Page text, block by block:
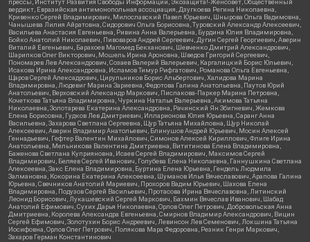
прессы, Институт Развития Свободы Информации, Экозащита!-Женсовет, Общественный
вердикт, Евразийская антимонопольная ассоциация, Дзугкоева Регина Николаевна,
Кривенко Сергей Владимирович, Милославский Павел Юрьевич, Шнырова Ольга Вадимовна,
Чанышева Лилия Айратовна, Сидорович Ольга Борисовна, Туровский Александр Алексеевич,
Васильева Анастасия Евгеньевна, Ривина Анна Валерьевна, Бурдина Юлия Владимировна,
Бойко Анатолий Николаевич, Пивоваров Андрей Сергеевич, Дугин Сергей Георгиевич, Аверин
Виталий Евгеньевич, Барахоев Магомед Бекханович, Шевченко Дмитрий Александрович,
Шарипков Олег Викторович, Мошель Ирина Ароновна, Шведов Григорий Сергеевич,
Пономарев Лев Александрович, Созаев Валерий Валерьевич, Каргалицкий Борис Юльевич,
Исакова Ирина Александровна, Исламов Тимур Рифгатович, Романова Ольга Евгеньевна,
Щаров Сергей Алексадрович, Цирульников Борис Альбертович, Халидова Марина
Владимировна, Людевиг Марина Зариевна, Федотова Галина Анатольевна, Паутов Юрий
Анатольевич, Верховский Александр Маркович, Пислакова-Паркер Марина Петровна,
Кочеткова Татьяна Владимировна, Чуркина Наталья Валерьевна, Акимова Татьяна
Николаевна, Золотарева Екатерина Александровна, Рачинский Ян Збигневич, Жемкова
Елена Борисовна, Гудков Лев Дмитриевич, Илларионова Юлия Юрьевна, Саранг Анна
Васильевна, Захарова Светлана Сергеевна, Щур Татьяна Михайловна, Щур Николай
Алексеевич, Аверин Владимир Анатольевич, Блинушов Андрей Юрьевич, Мосин Алексей
Геннадьевич, Гефтер Валентин Михайлович, Симонов Алексей Кириллович, Флиге Ирина
Анатольевна, Мельникова Валентина Дмитриевна, Вититинова Елена Владимировна,
Баженова Светлана Куприяновна, Исаев Сергей Владимирович, Максимов Сергей
Владимирович, Беляев Сергей Иванович, Голубева Елена Николаевна, Ганнушкина Светлана
Алексеевна, Закс Елена Владимировна, Буртина Елена Юрьевна, Гендель Людмила
Залмановна, Кокорина Екатерина Алексеевна, Шуманов Илья Вячеславович, Арапова Галина
Юрьевна, Свечников Анатолий Мариевич, Прохоров Вадим Юрьевич, Шахова Елена
Владимировна, Подузов Сергей Васильевич, Протасова Ирина Вячеславовна, Литинский
Леонид Борисович, Лукашевский Сергей Маркович, Бахмин Вячеслав Иванович, Шабад
Анатолий Ефимович, Сухих Дарья Николаевна, Орлов Олег Петрович, Добровольская Анна
Дмитриевна, Королева Александра Евгеньевна, Смирнов Владимир Александрович, Вицин
Сергей Ефимович, Золотухин Борис Андреевич, Левинсон Лев Семенович, Локшина Татьяна
Иосифовна, Орлов Олег Петрович, Полякова Мара Федоровна, Резник Генри Маркович,
Захаров Герман Константинович